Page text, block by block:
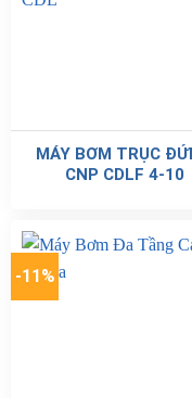
MÁY BƠM TRỤC
CNP CDLF 4-10
-11%